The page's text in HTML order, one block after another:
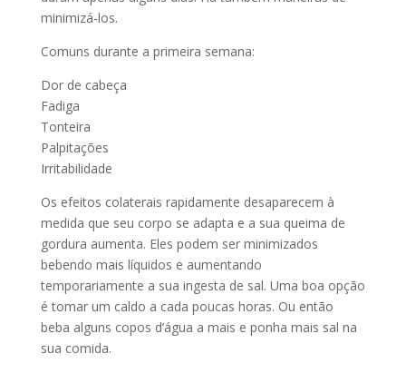
minimizá-los.
Comuns durante a primeira semana:
Dor de cabeça
Fadiga
Tonteira
Palpitações
Irritabilidade
Os efeitos colaterais rapidamente desaparecem à
medida que seu corpo se adapta e a sua queima de
gordura aumenta. Eles podem ser minimizados
bebendo mais líquidos e aumentando
temporariamente a sua ingesta de sal. Uma boa opção
é tomar um caldo a cada poucas horas. Ou então
beba alguns copos d’água a mais e ponha mais sal na
sua comida.